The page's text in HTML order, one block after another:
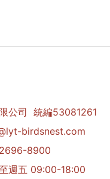
公司 統編53081261
birdsnest.com
8900
週五 09:00-18:00